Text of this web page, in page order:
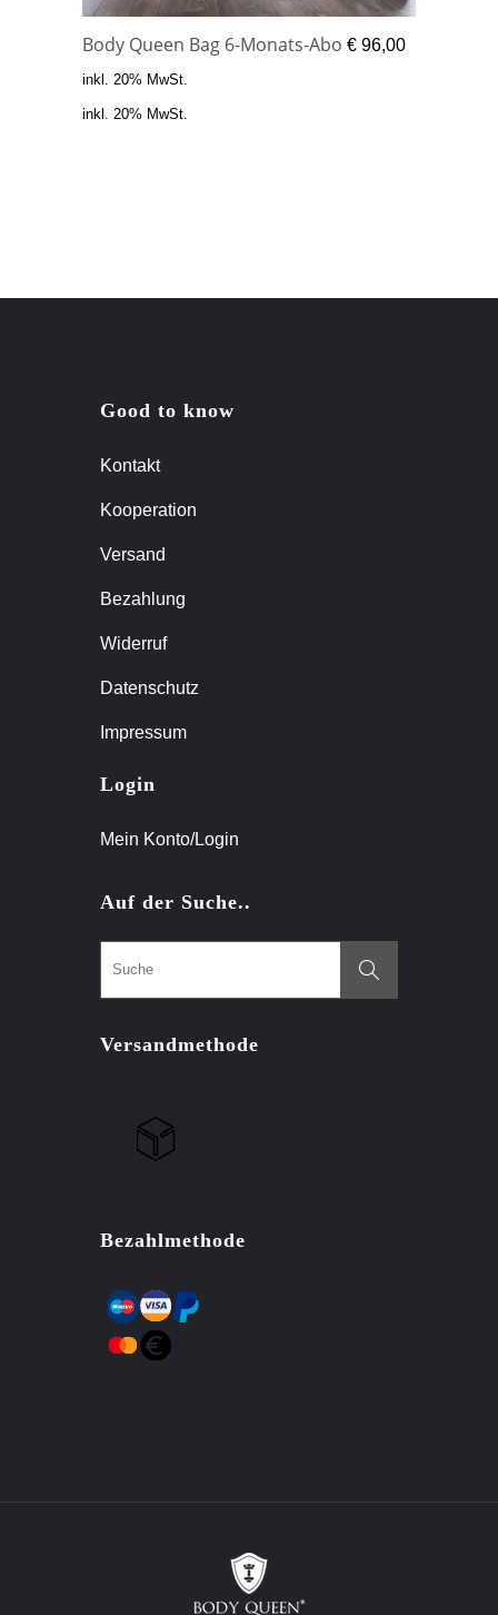
Body Queen Bag 6-Monats-Abo € 96,00
inkl. 20% MwSt.
inkl. 20% MwSt.
Good to know
Kontakt
Kooperation
Versand
Bezahlung
Widerruf
Datenschutz
Impressum
Login
Mein Konto/Login
Auf der Suche..
Versandmethode
Bezahlmethode